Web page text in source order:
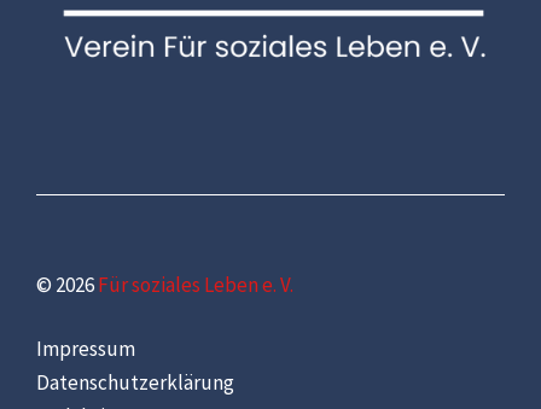
© 2026Für soziales Leben e. V.
Impressum
Datenschutzerklärung